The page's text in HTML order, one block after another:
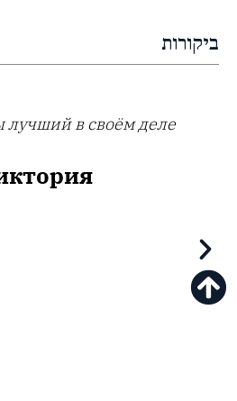
ביקורות
в своём деле.